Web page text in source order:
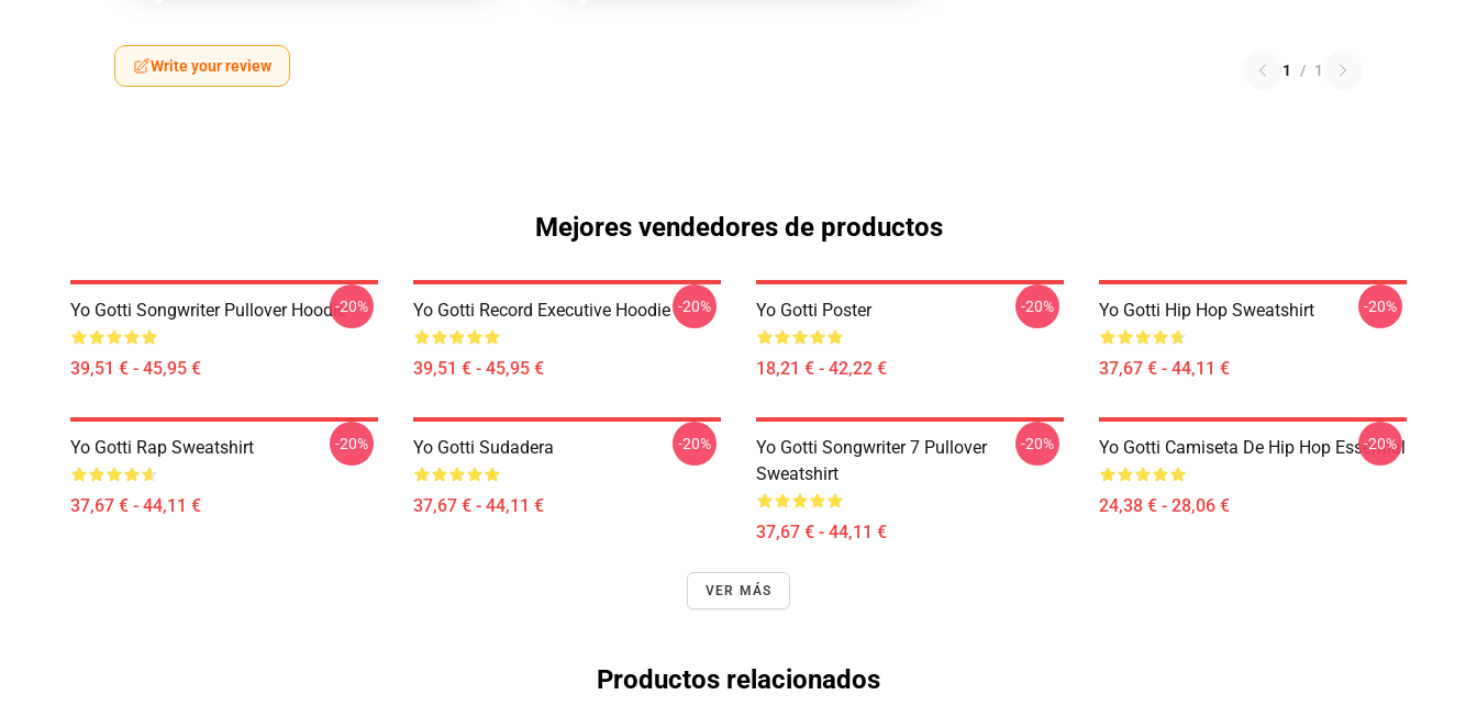
Write your review 1 / 1
Mejores vendedores de productos
Yo Gotti Songwriter Pullover Hoodie
39,51 € - 45,95 €
-20% Yo Gotti Record Executive Hoodie
39,51 € - 45,95 €
-20% Yo Gotti Poster
18,21 € - 42,22 €
-20% Yo Gotti Hip Hop Sweatshirt
37,67 € - 44,11 €
-20%
Yo Gotti Rap Sweatshirt
37,67 € - 44,11 €
-20% Yo Gotti Sudadera
37,67 € - 44,11 €
-20%
Yo Gotti Songwriter 7 Pullover
Sweatshirt
37,67 € - 44,11 €
-20% Yo Gotti Camiseta De Hip Hop Essential
24,38 € - 28,06 €
-20%
VER MÁS
Productos relacionados